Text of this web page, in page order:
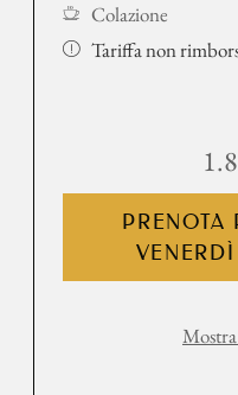
Colazione
Tariffa non
PRENOTA